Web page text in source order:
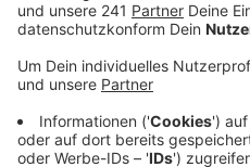
Teil der einwöchigen Reihe
mit Ideen für die